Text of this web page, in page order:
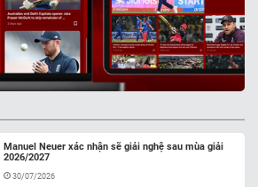
Manuel Neuer xác nhận sẽ giải nghệ sau mùa giải
2026/2027
30/07/2026